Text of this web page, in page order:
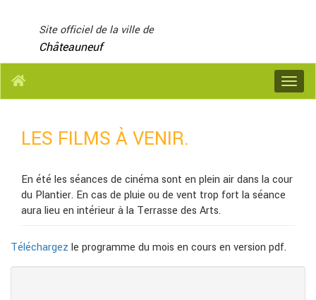
Site officiel de la ville de
Châteauneuf
Menu
LES FILMS À VENIR.
En été les séances de cinéma sont en plein air dans la cour
du Plantier. En cas de pluie ou de vent trop fort la séance
aura lieu en intérieur à la Terrasse des Arts.
Téléchargez le programme du mois en cours en version pdf.